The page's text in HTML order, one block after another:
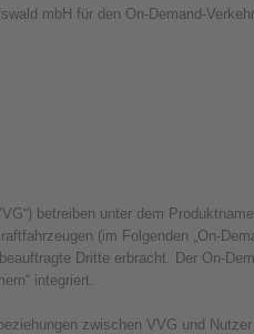
mbH für den On-Demand-
betreiben unter dem
(im Folgenden „On-
Dritte erbracht. Der On-
integriert.
zwischen VVG und Nutzer